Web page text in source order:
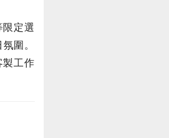
定選
圍。
製工作